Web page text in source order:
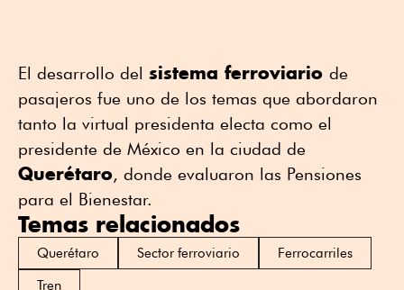
El desarrollo del sistema ferroviario de
pasajeros fue uno de los temas que abordaron
tanto la virtual presidenta electa como el
presidente de México en la ciudad de
Querétaro, donde evaluaron las Pensiones
para el Bienestar.
Temas relacionados
Querétaro Sector ferroviario
Ferrocarriles
Tren